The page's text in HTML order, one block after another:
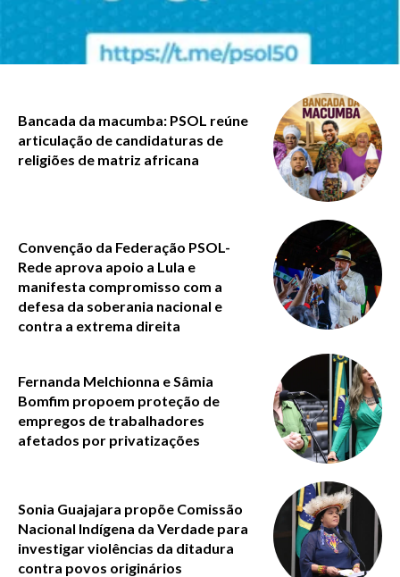
Bancada da macumba: PSOL reúne
articulação de candidaturas de
religiões de matriz africana
Convenção da Federação PSOL-
Rede aprova apoio a Lula e
manifesta compromisso com a
defesa da soberania nacional e
contra a extrema direita
Fernanda Melchionna e Sâmia
Bomfim propoem proteção de
empregos de trabalhadores
afetados por privatizações
Sonia Guajajara propõe Comissão
Nacional Indígena da Verdade para
investigar violências da ditadura
contra povos originários